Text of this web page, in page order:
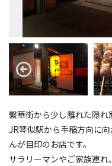
繫華街から少し離れた隠れ
JR琴似駅から手稲方向に
んが目印のお店です。
サラリーマンやご家族連